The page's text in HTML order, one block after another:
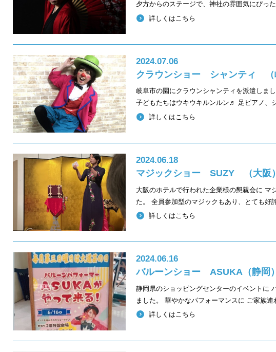
夕方からのステージで、神社の雰囲気にぴっ
詳しくはこちら
2024.07.06
クラウンショー シャンティ （
岐阜市の園にクラウンシャンティを派遣しま
子どもたちはウキウキルンルン♬ 足ピアノ、
詳しくはこちら
2024.06.18
マジックショー SUZY （大阪）
大阪のホテルで行われた企業様の懇親会に マ
た。 全員参加型のマジックもあり、とても好
詳しくはこちら
2024.06.16
バルーンショー ASUKA（静岡）
静岡県のショッピングセンターのイベントに
ました。 華やかなパフォーマンスに ご家族連
詳しくはこちら